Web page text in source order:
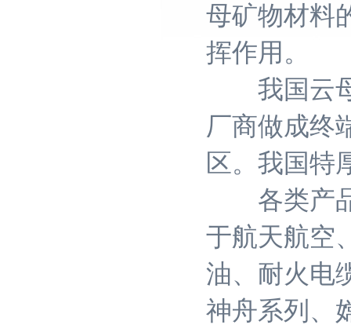
母矿物材料
挥作用。
我国云母
厂商做成终
区。我国特
各类产品
于航天航空
油、耐火电
神舟系列、